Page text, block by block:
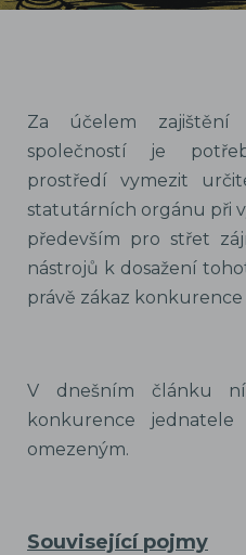
Za účelem zajištění
společností je
prostředí vymezit
statutárních orgánu při
především pro střet
nástrojů k dosažení
právě zákaz
V dnešním článku
konkurence
omezeným.
Související pojmy